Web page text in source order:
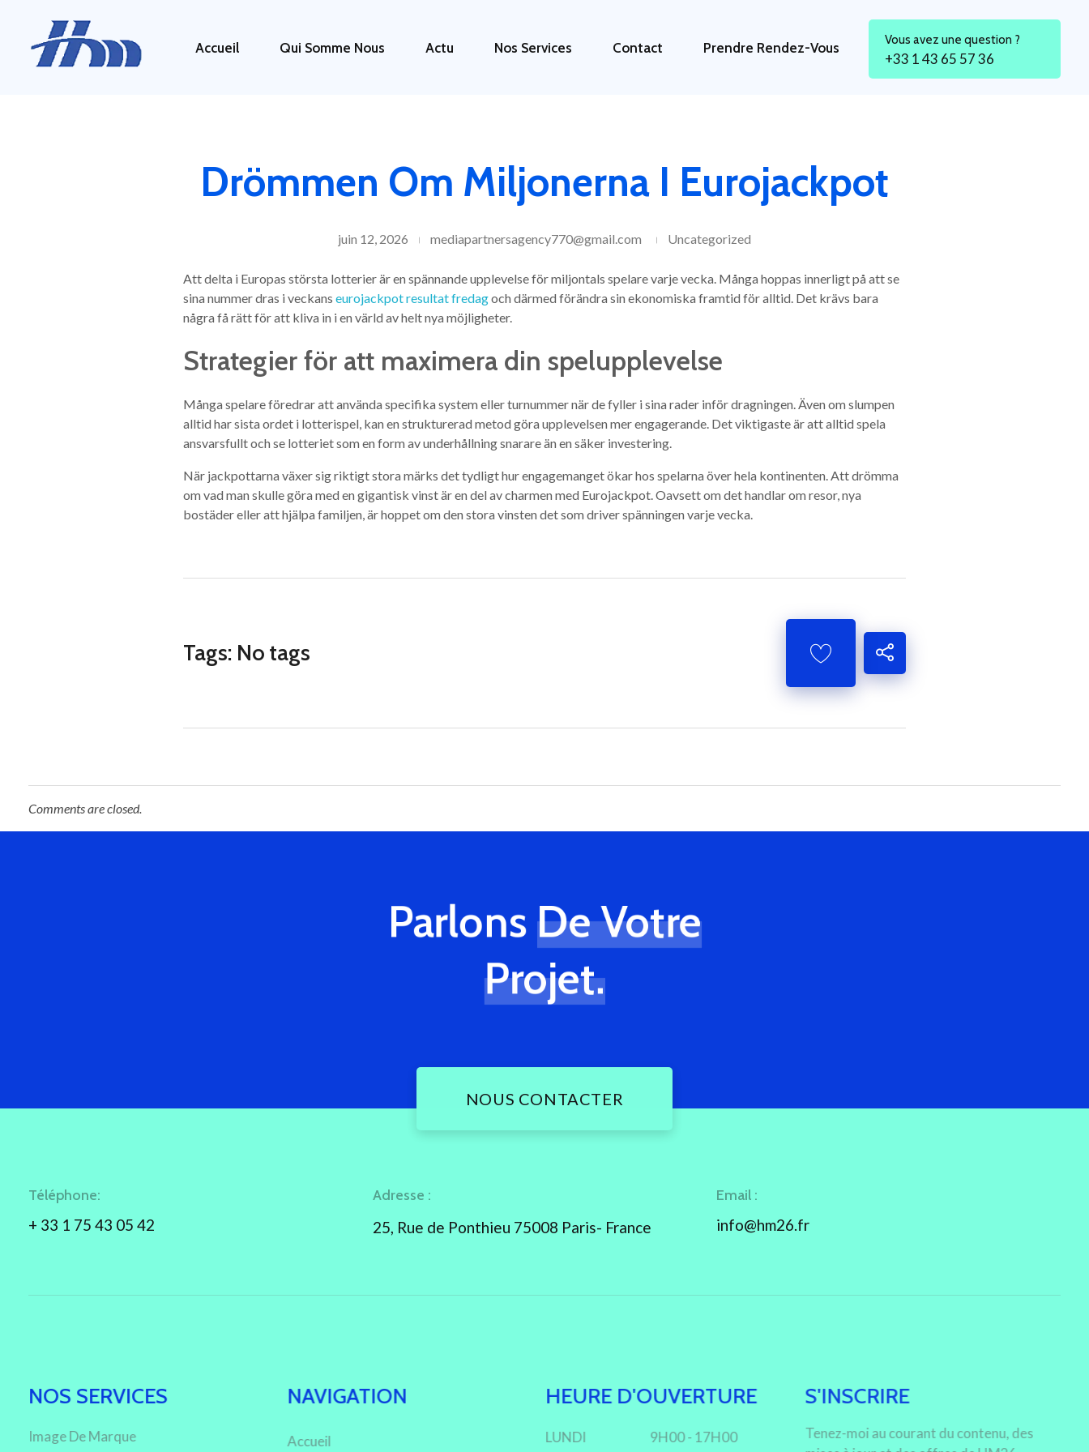
Accueil Qui Somme Nous Actu Nos Services Contact Prendre Rendez-Vous Vous avez une question ?
+33 1 43 65 57 36
Drömmen Om Miljonerna I Eurojackpot
juin 12, 2026 mediapartnersagency770@gmail.com Uncategorized
Att delta i Europas största lotterier är en spännande upplevelse för miljontals spelare varje vecka. Många hoppas innerligt på att se
sina nummer dras i veckanseurojackpot resultat fredagoch därmed förändra sin ekonomiska framtid för alltid. Det krävs bara
några få rätt för att kliva in i en värld av helt nya möjligheter.
Strategier för att maximera din spelupplevelse
Många spelare föredrar att använda specifika system eller turnummer när de fyller i sina rader inför dragningen. Även om slumpen
alltid har sista ordet i lotterispel, kan en strukturerad metod göra upplevelsen mer engagerande. Det viktigaste är att alltid spela
ansvarsfullt och se lotteriet som en form av underhållning snarare än en säker investering.
När jackpottarna växer sig riktigt stora märks det tydligt hur engagemanget ökar hos spelarna över hela kontinenten. Att drömma
om vad man skulle göra med en gigantisk vinst är en del av charmen med Eurojackpot. Oavsett om det handlar om resor, nya
bostäder eller att hjälpa familjen, är hoppet om den stora vinsten det som driver spänningen varje vecka.
Tags: No tags
Comments are closed.
ParlonsDe Votre
Projet.
NOUS CONTACTER
Téléphone:
+ 33 1 75 43 05 42
Adresse :
25, Rue de Ponthieu 75008 Paris- France
Email :
info@hm26.fr
NOS SERVICES
Image De Marque
NAVIGATION
Accueil
HEURE D'OUVERTURE
LUNDI 9H00 - 17H00
S'INSCRIRE
Tenez-moi au courant du contenu, des